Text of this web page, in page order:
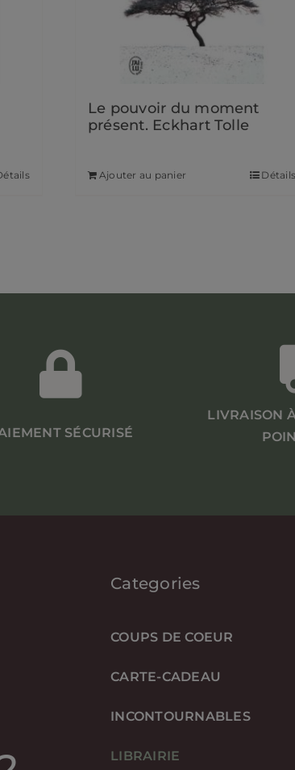
Le pouvoir du moment
présent. Eckhart Tolle
Ajouter au panier Détails
SÉCURISÉ
LIVRAISON
Categories
COUPS DE COEUR
CARTE-CADEAU
INCONTOURNABLES
LIBRAIRIE